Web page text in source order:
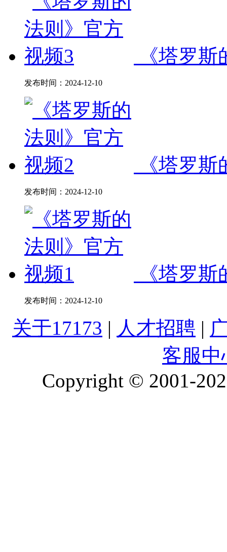
《塔罗
发布时间： 2024-12-10
《塔罗
发布时间： 2024-12-10
《塔罗
发布时间： 2024-12-10
关于17173 | 人才招聘 |
客服中
Copyright © 2001-